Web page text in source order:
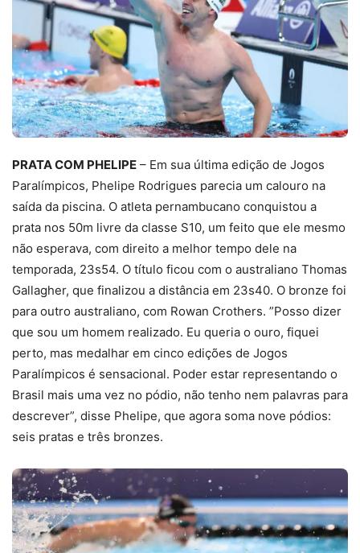
PRATA COM PHELIPE – Em sua última edição de Jogos
Paralímpicos, Phelipe Rodrigues parecia um calouro na
saída da piscina. O atleta pernambucano conquistou a
prata nos 50m livre da classe S10, um feito que ele mesmo
não esperava, com direito a melhor tempo dele na
temporada, 23s54. O título ficou com o australiano Thomas
Gallagher, que finalizou a distância em 23s40. O bronze foi
para outro australiano, com Rowan Crothers. ”Posso dizer
que sou um homem realizado. Eu queria o ouro, fiquei
perto, mas medalhar em cinco edições de Jogos
Paralímpicos é sensacional. Poder estar representando o
Brasil mais uma vez no pódio, não tenho nem palavras para
descrever”, disse Phelipe, que agora soma nove pódios:
seis pratas e três bronzes.